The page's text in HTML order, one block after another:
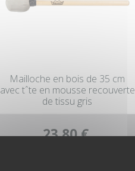
Mailloche en bois de 35 cm
avec tˆte en mousse recouverte
de tissu gris
23,80 €